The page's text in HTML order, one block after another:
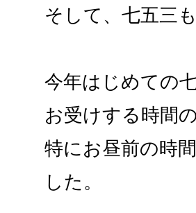
そして、七五三
今年はじめての
お受けする時間
特にお昼前の時
した。